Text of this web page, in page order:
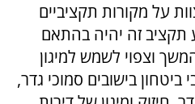
על מקורות תקציביים
תקציב זה יהיה בהתאם
וצפוי לשמש למיגון
ביטחון בישובים סמוכי גדר,